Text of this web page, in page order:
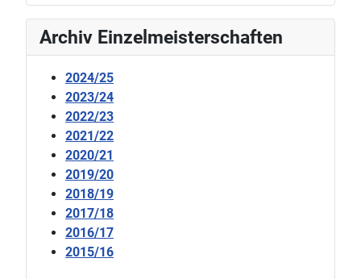
Archiv Einzelmeisterschaften
2024/25
2023/24
2022/23
2021/22
2020/21
2019/20
2018/19
2017/18
2016/17
2015/16